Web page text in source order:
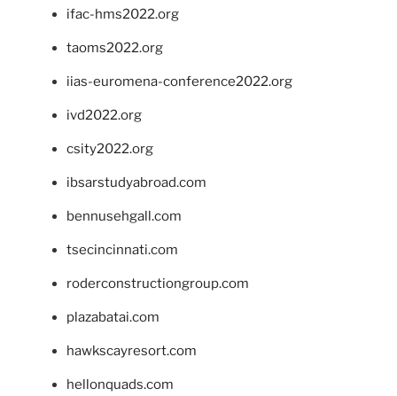
ifac-hms2022.org
taoms2022.org
iias-euromena-conference2022.org
ivd2022.org
csity2022.org
ibsarstudyabroad.com
bennusehgall.com
tsecincinnati.com
roderconstructiongroup.com
plazabatai.com
hawkscayresort.com
hellonquads.com